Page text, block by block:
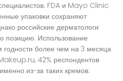
FDA и Mayo Clinic
упаковки сохраняют
российские дерматологи
позицию. Использование
годности более чем на 3 месяца
42% респондентов
из-за таких кремов.